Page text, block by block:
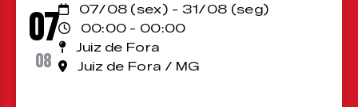
07
08
07/08 (sex) - 31/08 (seg)
00:00 - 00:00
Juiz de Fora
Juiz de Fora / MG